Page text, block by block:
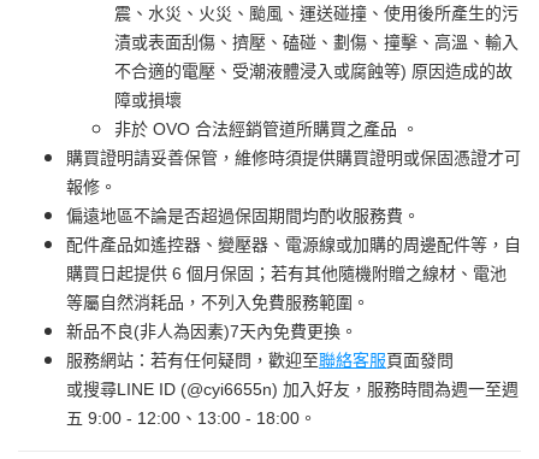
震、水災、火災、颱風、運送碰撞、使用後所產生的污
漬或表面刮傷、擠壓、磕碰、劃傷、撞擊、高溫、輸入
不合適的電壓、受潮液體浸入或腐蝕等) 原因造成的故
障或損壞
非於 OVO 合法經銷管道所購買之產品 。
購買證明請妥善保管，維修時須提供購買證明或保固憑證才可
報修。
偏遠地區不論是否超過保固期間均酌收服務費。
配件產品如遙控器、變壓器、電源線或加購的周邊配件等，自
購買日起提供 6 個月保固；若有其他隨機附贈之線材、電池
等屬自然消耗品，不列入免費服務範圍。
新品不良(非人為因素)7天內免費更換。
服務網站：若有任何疑問，歡迎至聯絡客服頁面發問
或搜尋LINE ID (@cyi6655n) 加入好友，服務時間為週一至週
五 9:00 - 12:00、13:00 - 18:00。